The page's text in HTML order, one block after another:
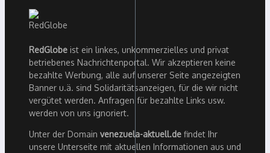
RedGlobe ist ein linkes, unkommerzielles und privat
betriebenes Nachrichtenportal. Wir akzeptieren keine
bezahlte Werbung, alle auf unserer Seite angezeigten
Banner u.ä. sind Solidaritätsanzeigen, für die wir nicht
vergütet werden. Anfragen für bezahlte Links usw.
werden von uns ignoriert.
Unter der Domain venezuela-aktuell.de findet Ihr
unsere Unterseite mit aktuellen Informationen aus und